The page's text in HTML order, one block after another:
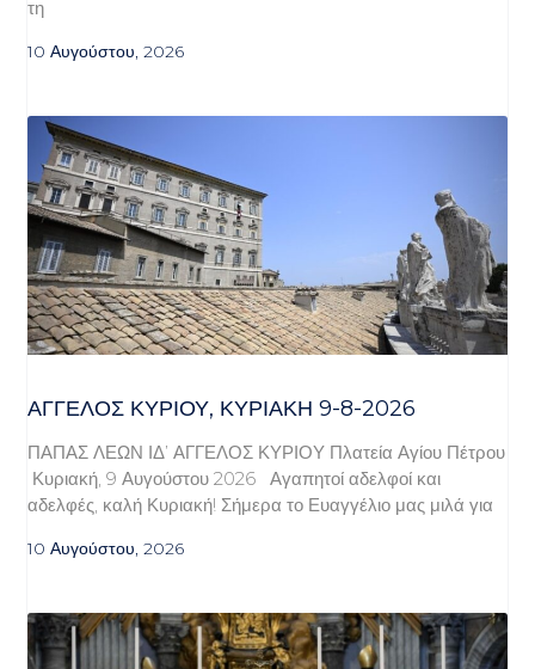
τη
10 Αυγούστου, 2026
ΆΓΓΕΛΟΣ ΚΥΡΊΟΥ, ΚΥΡΙΑΚΉ 9-8-2026
ΠΑΠΑΣ ΛΕΩΝ ΙΔ’ ΑΓΓΕΛΟΣ ΚΥΡΙΟΥ Πλατεία Αγίου Πέτρου
Κυριακή, 9 Αυγούστου 2026 Αγαπητοί αδελφοί και
αδελφές, καλή Κυριακή! Σήμερα το Ευαγγέλιο μας μιλά για
10 Αυγούστου, 2026